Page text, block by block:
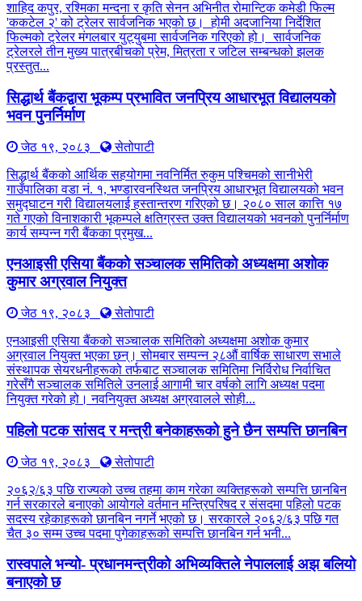
शाहिद कपुर, रश्मिका मन्दना र कृति सेनन अभिनीत रोमान्टिक कमेडी फिल्म
'ककटेल २' को ट्रेलर सार्वजनिक भएको छ। होमी अदजानिया निर्देशित
फिल्मको ट्रेलर मंगलबार युट्युबमा सार्वजनिक गरिएको हो। सार्वजनिक
ट्रेलरले तीन मुख्य पात्रबीचको प्रेम, मित्रता र जटिल सम्बन्धको झलक
प्रस्तुत...
सिद्धार्थ बैंकद्वारा भूकम्प प्रभावित जनप्रिय आधारभूत विद्यालयको
भवन पुनर्निर्माण
जेठ १९, २०८३
सेतोपाटी
सिद्धार्थ बैंकको आर्थिक सहयोगमा नवनिर्मित रुकुम पश्चिमको सानीभेरी
गाउँपालिका वडा नं. १, भण्डारवनस्थित जनप्रिय आधारभूत विद्यालयको भवन
समुद्घाटन गरी विद्यालयलाई हस्तान्तरण गरिएको छ। २०८० साल कात्ति १७
गते गएको विनाशकारी भूकम्पले क्षतिग्रस्त उक्त विद्यालयको भवनको पुनर्निर्माण
कार्य सम्पन्न गरी बैंकका प्रमुख...
एनआइसी एसिया बैंकको सञ्चालक समितिको अध्यक्षमा अशोक
कुमार अग्रवाल नियुक्त
जेठ १९, २०८३
सेतोपाटी
एनआइसी एसिया बैंकको सञ्चालक समितिको अध्यक्षमा अशोक कुमार
अग्रवाल नियुक्त भएका छन्। सोमबार सम्पन्न २८औं वार्षिक साधारण सभाले
संस्थापक सेयरधनीहरूको तर्फबाट सञ्चालक समितिमा निर्विरोध निर्वाचित
गरेसँगै सञ्चालक समितिले उनलाई आगामी चार वर्षको लागि अध्यक्ष पदमा
नियुक्त गरेको हो। नवनियुक्त अध्यक्ष अग्रवालले सोही...
पहिलो पटक सांसद र मन्त्री बनेकाहरूको हुने छैन सम्पत्ति छानबिन
जेठ १९, २०८३
सेतोपाटी
२०६२/६३ पछि राज्यको उच्च तहमा काम गरेका व्यक्तिहरूको सम्पत्ति छानबिन
गर्न सरकारले बनाएको आयोगले वर्तमान मन्त्रिपरिषद र संसदमा पहिलो पटक
सदस्य रहेकाहरूको छानबिन नगर्ने भएको छ। सरकारले २०६२/६३ पछि गत
चैत ३० सम्म उच्च पदमा पुगेकाहरूको सम्पत्ति छानबिन गर्न भनी...
रास्वपाले भन्यो- प्रधानमन्त्रीको अभिव्यक्तिले नेपाललाई अझ बलियो
बनाएको छ